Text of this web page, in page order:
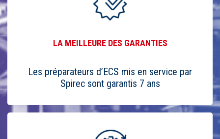
LA MEILLEURE DES GARANTIES
Les préparateurs d’ECS mis en service par
Spirec sont garantis 7 ans